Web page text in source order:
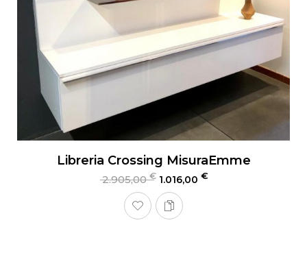
Libreria Crossing MisuraEmme
2.905,00€ 1.016,00 €